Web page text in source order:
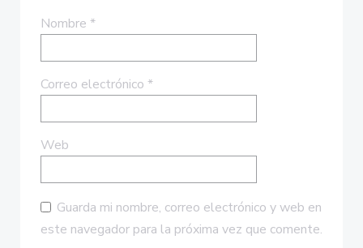
Nombre *
Correo electrónico *
Web
Guarda mi nombre, correo electrónico y web en
este navegador para la próxima vez que comente.